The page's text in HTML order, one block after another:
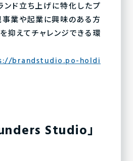
ンド立ち上げに特化したプ
事業や起業に興味のある方
抑えてチャレンジできる環
brandstudio.po-holdi
Studio」